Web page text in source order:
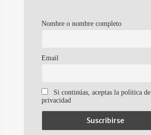
Nombre o nombre completo
Email
Si continúas, aceptas la política de
privacidad